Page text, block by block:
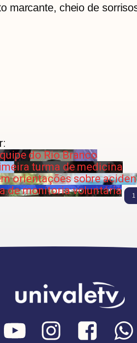
marcante, cheio de
do Rio Branco
turma de medicina
orientações sobre
de monitoria voluntária
1